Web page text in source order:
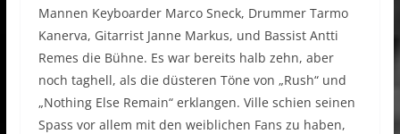
Mannen Keyboarder Marco Sneck, Drummer Tarmo
Kanerva, Gitarrist Janne Markus, und Bassist Antti
Remes die Bühne. Es war bereits halb zehn, aber
noch taghell, als die düsteren Töne von „Rush“ und
„Nothing Else Remain“ erklangen. Ville schien seinen
Spass vor allem mit den weiblichen Fans zu haben,